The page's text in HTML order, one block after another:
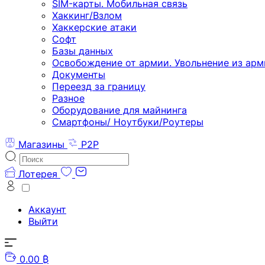
SIM-карты. Мобильная связь
Хаккинг/Взлом
Хаккерские атаки
Софт
Базы данных
Освобождение от армии. Увольнение из
Документы
Переезд за границу
Разное
Оборудование для майнинга
Смартфоны/ Ноутбуки/Роутеры
Магазины
P2P
Лотерея
Аккаунт
Выйти
0.00 ₿